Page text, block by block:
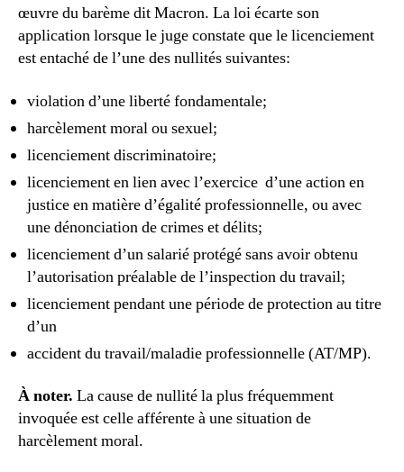
œuvre du barème dit Macron. La loi écarte son
application lorsque le juge constate que le licenciement
est entaché de l’une des nullités suivantes:
violation d’une liberté fondamentale;
harcèlement moral ou sexuel;
licenciement discriminatoire;
licenciement en lien avec l’exercice d’une action en
justice en matière d’égalité professionnelle, ou avec
une dénonciation de crimes et délits;
licenciement d’un salarié protégé sans avoir obtenu
l’autorisation préalable de l’inspection du travail;
licenciement pendant une période de protection au titre
d’un
accident du travail/maladie professionnelle (AT/MP).
À noter. La cause de nullité la plus fréquemment
invoquée est celle afférente à une situation de
harcèlement moral.